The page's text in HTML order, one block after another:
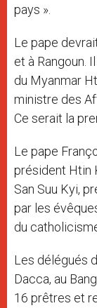
pays ».
Le pape
et à Rangoun.
du Myanmar
ministre des
Ce serait la
Le pape
président Htin
San Suu Kyi,
par les
du
Les délégués
Dacca, au
16 prêtres et